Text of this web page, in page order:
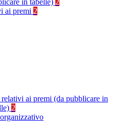
in tabelle) 2
ai premi 2
ai premi (da pubblicare in
2